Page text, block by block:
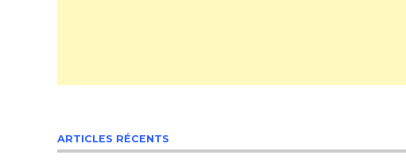
ARTICLES RÉCENTS